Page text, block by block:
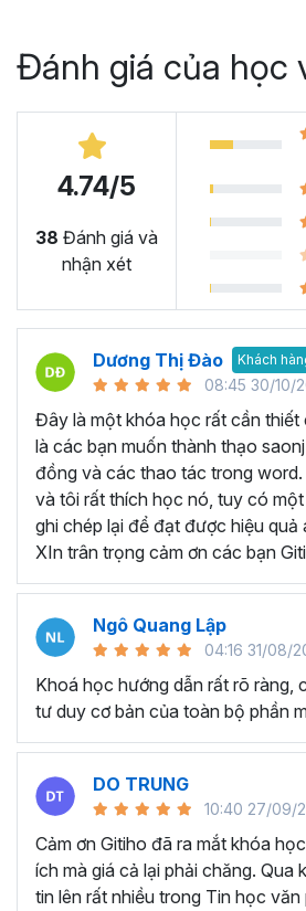
ỨNG DỤNG CỦA
MICROSOFT
CÔNG VIỆC
Microsoft Word là công cụ làm
trong nhiều ngành nghề hiện nay.
năng và chức năng hữu ích để
liệu… Có thể kể đến một số ứng
Word là công cụ chính để soạn
nghiệp trong nhiều ngành nghề
toán, giáo dục, hành chính và
Microsoft Word, người dùng có
chuyên nghiệp như bài luận, báo
giáo dục, bài kiểm tra và hợp đồng.
Tạo biểu đồ và làm báo cáo:
các tính năng cho phép bạn tạo
giúp dữ liệu được hiển thị rõ ràng
giúp đưa ra quyết định chính xác và
Tạo mục lục và tài liệu hướng
lục tự động và các tài liệu hướng
dự án, hướng dẫn sử dụng.
Tạo và quản lý hợp đồng và
những người làm kế toán và hành
các tài liệu liên quan trên Microsoft
KHÓA HỌC
WORD DÀNH
Đánh giá của học
4.74/5
38 Đánh giá và
nhận xét
Dương Thị Đào Khách
08:45 30/10/
Đây là một khóa học rất cần thiết
là các bạn muốn thành thạo
đồng và các thao tác trong word.
và tôi rất thích học nó, tuy có
ghi chép lại để đạt được hiệu quả
XIn trân trọng cảm ơn các bạn
Ngô Quang Lập
04:16 31/08/
Khoá học hướng dẫn rất rõ ràng,
tư duy cơ bản của toàn bộ phần
DO TRUNG
10:40 27/09/
Cảm ơn Gitiho đã ra mắt khóa
ích mà giá cả lại phải chăng. Qua
tin lên rất nhiều trong Tin học